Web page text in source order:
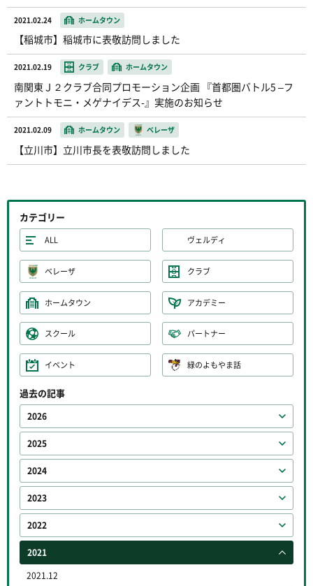
2021.02.24 ホームタウン
【稲城市】稲城市に表敬訪問しました
2021.02.19 クラブ ホームタウン
南関東Ｊ２クラブ合同プロモーション企画 『首都圏バトル5 –フ
ァントトモニ・メゲナイデス-』実施のお知らせ
2021.02.09 ホームタウン ベレーザ
【立川市】立川市長を表敬訪問しました
カテゴリー
ALL ヴェルディ
ベレーザ クラブ
ホームタウン アカデミー
スクール パートナー
イベント 緑のよもやま話
過去の記事
2026
2025
2024
2023
2022
2021
2021.12